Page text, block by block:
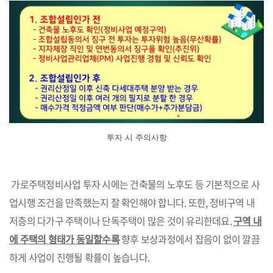
투자 시 주의사항
가로주택정비사업 투자 시에는 건축물의 노후도 등 기본적으로 사
업시행 조건을 만족했는지 잘 확인해야 합니다. 또한, 정비구역 내
저층의 다가구 주택이나 단독주택이 많은 것이 유리한데요.구역 내
에 주택의 형태가 동일할수록향후 보상과정에서 잡음이 없이 깔끔
하게 사업이 진행될 확률이 높습니다.